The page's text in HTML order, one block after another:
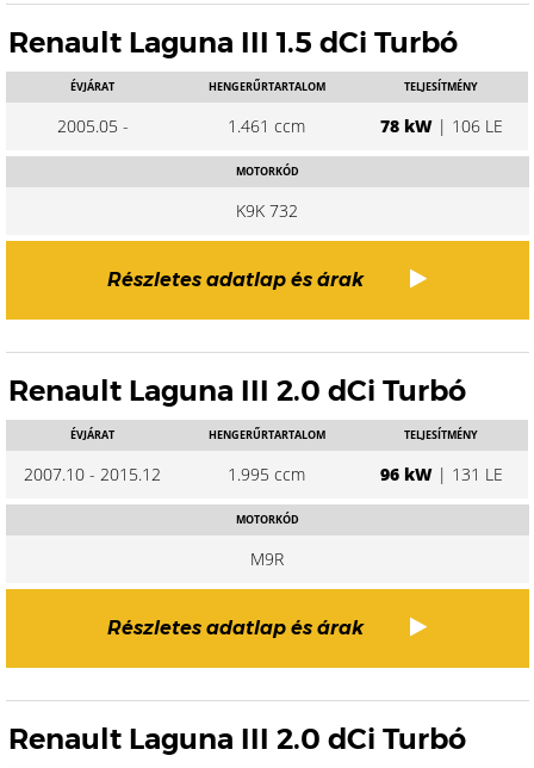
Renault Laguna III 1.5 dCi Turbó
ÉVJÁRAT
2005.05 -
HENGERŰRTARTALOM
1.461 ccm
TELJESÍTMÉNY
78 kW| 106 LE
MOTORKÓD
K9K 732
Részletes adatlap és árak
Renault Laguna III 2.0 dCi Turbó
ÉVJÁRAT
2007.10 - 2015.12
HENGERŰRTARTALOM
1.995 ccm
TELJESÍTMÉNY
96 kW| 131 LE
MOTORKÓD
M9R
Részletes adatlap és árak
Renault Laguna III 2.0 dCi Turbó